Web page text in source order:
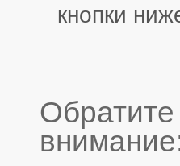
кнопки
Обратите